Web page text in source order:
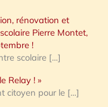
rénovation et
Pierre Montet,
!
scolaire […]
Relay ! »
citoyen pour le […]